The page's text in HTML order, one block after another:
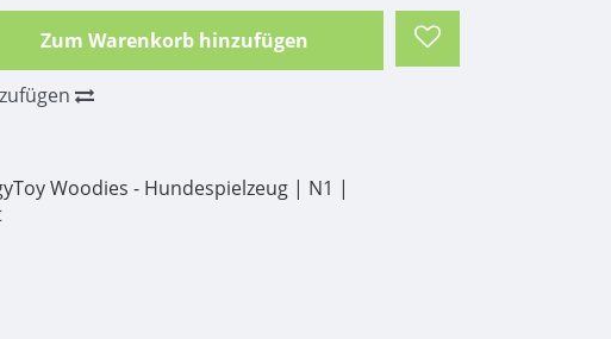
Zum Warenkorb hinzufügen
Woodies - Hundespielzeug | N1 |